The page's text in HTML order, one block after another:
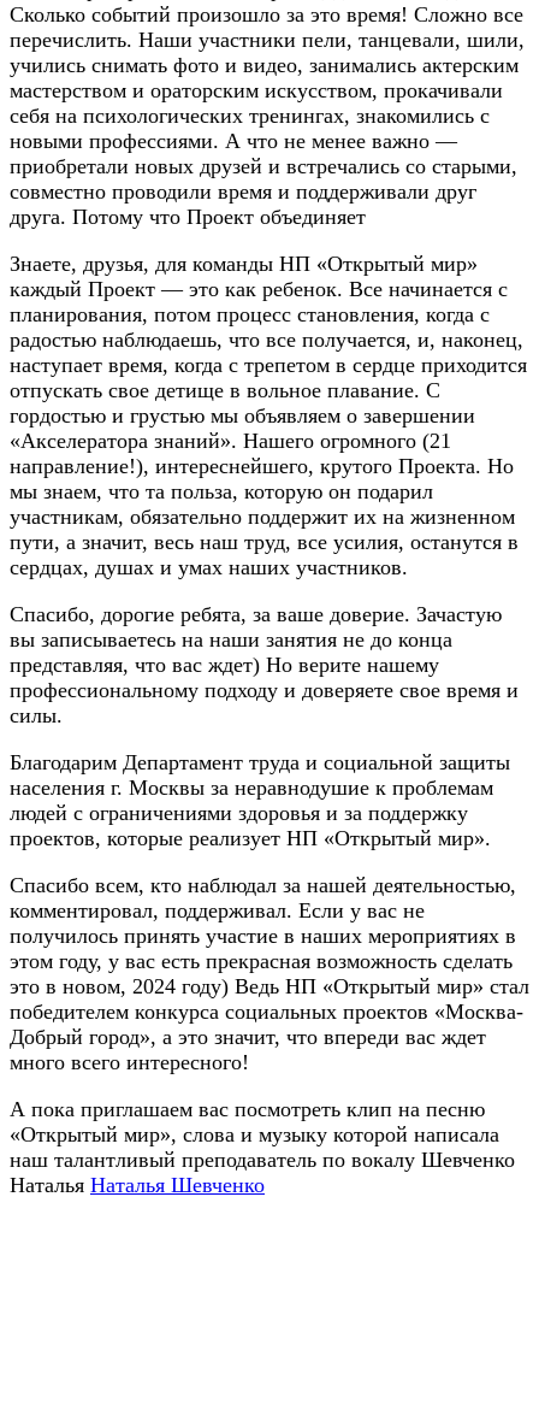
Сколько событий произошло за это время! Сложно все
перечислить. Наши участники пели, танцевали, шили,
учились снимать фото и видео, занимались актерским
мастерством и ораторским искусством, прокачивали
себя на психологических тренингах, знакомились с
новыми профессиями. А что не менее важно —
приобретали новых друзей и встречались со старыми,
совместно проводили время и поддерживали друг
друга. Потому что Проект объединяет
Знаете, друзья, для команды НП «Открытый мир»
каждый Проект — это как ребенок. Все начинается с
планирования, потом процесс становления, когда с
радостью наблюдаешь, что все получается, и, наконец,
наступает время, когда с трепетом в сердце приходится
отпускать свое детище в вольное плавание. С
гордостью и грустью мы объявляем о завершении
«Акселератора знаний». Нашего огромного (21
направление!), интереснейшего, крутого Проекта. Но
мы знаем, что та польза, которую он подарил
участникам, обязательно поддержит их на жизненном
пути, а значит, весь наш труд, все усилия, останутся в
сердцах, душах и умах наших участников.
Спасибо, дорогие ребята, за ваше доверие. Зачастую
вы записываетесь на наши занятия не до конца
представляя, что вас ждет) Но верите нашему
профессиональному подходу и доверяете свое время и
силы.
Благодарим Департамент труда и социальной защиты
населения г. Москвы за неравнодушие к проблемам
людей с ограничениями здоровья и за поддержку
проектов, которые реализует НП «Открытый мир».
Спасибо всем, кто наблюдал за нашей деятельностью,
комментировал, поддерживал. Если у вас не
получилось принять участие в наших мероприятиях в
этом году, у вас есть прекрасная возможность сделать
это в новом, 2024 году) Ведь НП «Открытый мир» стал
победителем конкурса социальных проектов «Москва-
Добрый город», а это значит, что впереди вас ждет
много всего интересного!
А пока приглашаем вас посмотреть клип на песню
«Открытый мир», слова и музыку которой написала
наш талантливый преподаватель по вокалу Шевченко
Наталья Наталья Шевченко